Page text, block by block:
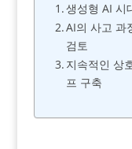
생성형 AI 시
AI의 사고 과
검토
지속적인 상
프 구축